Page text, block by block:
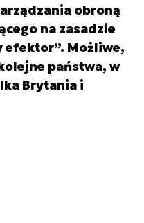
obroną
na zasadzie
efektor”. Możliwe,
państwa, w
Brytania i